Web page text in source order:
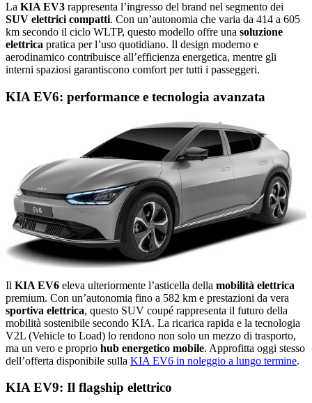
La KIA EV3 rappresenta l’ingresso del brand nel segmento dei
SUV elettrici compatti. Con un’autonomia che varia da 414 a 605
km secondo il ciclo WLTP, questo modello offre una soluzione
elettrica pratica per l’uso quotidiano. Il design moderno e
aerodinamico contribuisce all’efficienza energetica, mentre gli
interni spaziosi garantiscono comfort per tutti i passeggeri.
KIA EV6: performance e tecnologia avanzata
Il KIA EV6 eleva ulteriormente l’asticella della mobilità elettrica
premium. Con un’autonomia fino a 582 km e prestazioni da vera
sportiva elettrica, questo SUV coupé rappresenta il futuro della
mobilità sostenibile secondo KIA. La ricarica rapida e la tecnologia
V2L (Vehicle to Load) lo rendono non solo un mezzo di trasporto,
ma un vero e proprio hub energetico mobile. Approfitta oggi stesso
dell’offerta disponibile sulla KIA EV6 in noleggio a lungo termine.
KIA EV9: Il flagship elettrico